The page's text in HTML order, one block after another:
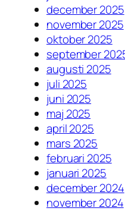
december 2025
november 2025
oktober 2025
september
augusti 2025
juli 2025
juni 2025
maj 2025
april 2025
mars 2025
februari 2025
januari 2025
december 2024
november 2024